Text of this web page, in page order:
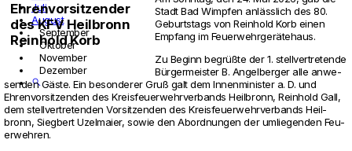
Juli
August
September
Oktober
November
Dezember
search
Ehrenvorsitzender
des KFV Heilbronn
Reinhold Korb
Stadt Bad Wimpfen anlässlich des 80.
Geburts­tags von Rein­hold Korb einen
Emp­fang im Feu­er­wehrgerätehaus.
Zu Beginn begrüßte der 1. stell­ver­tre­tende
Bürger­meister B. Angel­berger alle anwe­
senden Gäste. Ein beson­derer Gruß galt dem Innen­mi­nister a. D. und
Ehren­vor­sit­zenden des Kreis­feu­er­wehr­ver­bands Heil­bronn, Rein­hold Gall,
dem stell­ver­tre­tenden Vor­sit­zenden des Kreis­feu­er­wehr­ver­bands Heil­
bronn, Sieg­bert Uzel­maier, sowie den Abord­nungen der umlie­genden Feu­
er­wehren.